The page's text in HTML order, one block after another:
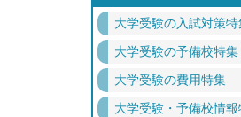
大学受験の入試対策特
大学受験の予備校特集
大学受験の費用特集
大学受験・予備校情